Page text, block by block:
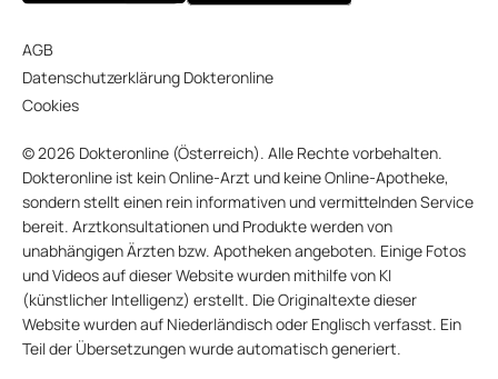
AGB
Datenschutzerklärung Dokteronline
Cookies
© 2026 Dokteronline (Österreich). Alle Rechte vorbehalten.
Dokteronline ist kein Online-Arzt und keine Online-Apotheke,
sondern stellt einen rein informativen und vermittelnden Service
bereit. Arztkonsultationen und Produkte werden von
unabhängigen Ärzten bzw. Apotheken angeboten. Einige Fotos
und Videos auf dieser Website wurden mithilfe von KI
(künstlicher Intelligenz) erstellt. Die Originaltexte dieser
Website wurden auf Niederländisch oder Englisch verfasst. Ein
Teil der Übersetzungen wurde automatisch generiert.